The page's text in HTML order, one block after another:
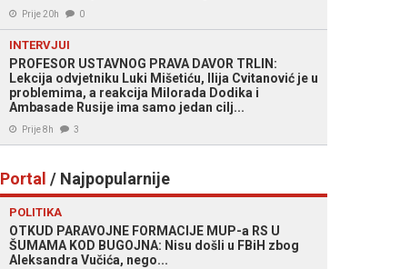
Prije 20h 0
INTERVJUI
PROFESOR USTAVNOG PRAVA DAVOR TRLIN:
Lekcija odvjetniku Luki Mišetiću, Ilija Cvitanović je u
problemima, a reakcija Milorada Dodika i
Ambasade Rusije ima samo jedan cilj...
Prije 8h 3
Portal / Najpopularnije
POLITIKA
OTKUD PARAVOJNE FORMACIJE MUP-a RS U
ŠUMAMA KOD BUGOJNA: Nisu došli u FBiH zbog
Aleksandra Vučića, nego...